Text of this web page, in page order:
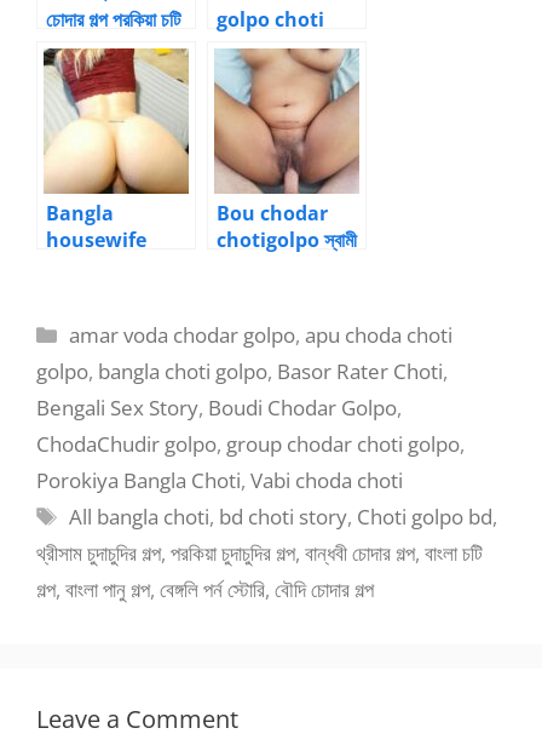
চোদার গল্প পরকিয়া চটি
porokiya choti
golpo choti
ভাবীকে উপুড় করে গুদ
মারা বাংলা চটি
Bangla
housewife
Bou chodar
chotigolpo স্বামী
Categories
amar voda chodar golpo,apu choda choti
golpo, bangla choti golpo, Basor Rater Choti,
Bengali Sex Story, Boudi Chodar Golpo,
ChodaChudir golpo, group chodar choti golpo,
Porokiya Bangla Choti, Vabi choda choti
Tags
All bangla choti, bd choti story, Choti golpo bd,
থ্রীসাম চুদাচুদির গল্প, পরকিয়া চুদাচুদির গল্প, বান্ধবী চোদার গল্প, বাংলা চটি
গল্প, বাংলা পানু গল্প, বেঙ্গলি পর্ন স্টোরি, বৌদি চোদার গল্প
Leave a Comment